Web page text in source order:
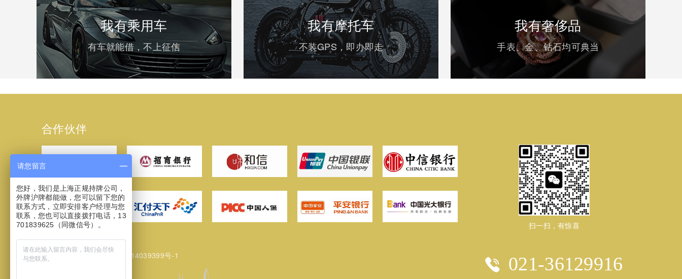
我有乘用车
有车就能借，不上征信
我有摩托车
不装GPS，即办即走
我有奢侈品
手表、金、钻石均可典当
合作伙伴
扫一扫，有惊喜
网站备案/许可证号： 沪ICP备14039399号-1 021-36129916
请您留言
您好，我们是上海正规持牌公司，
外牌沪牌都能做，您可以留下您的
联系方式，立即安排客户经理与您
联系，您也可以直接拨打电话，13
701839625（同微信号）。